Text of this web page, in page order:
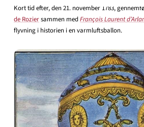
Kort tid efter, den 21. november 1783,
de Roziersammen medFrançois Laurent
flyvning i historien i en varmluftsballon.